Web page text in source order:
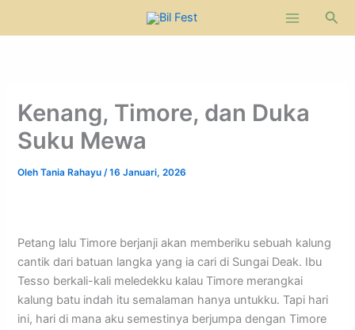
Cari
Kenang, Timore, dan Duka
Suku Mewa
OlehTania Rahayu/16 Januari, 2026
Petang lalu Timore berjanji akan memberiku sebuah kalung
cantik dari batuan langka yang ia cari di Sungai Deak. Ibu
Tesso berkali-kali meledekku kalau Timore merangkai
kalung batu indah itu semalaman hanya untukku. Tapi hari
ini, hari di mana aku semestinya berjumpa dengan Timore